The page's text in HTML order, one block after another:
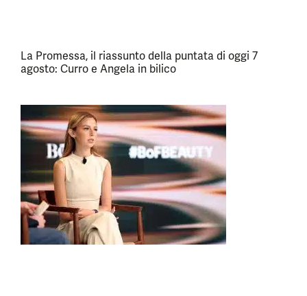
La Promessa, il riassunto della puntata di oggi 7
agosto: Curro e Angela in bilico